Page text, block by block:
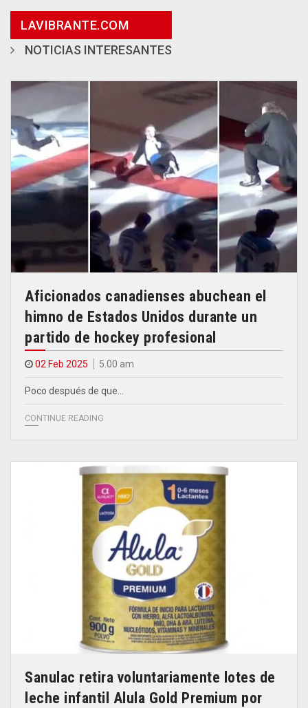
LAVIBRANTE.COM
NOTICIAS INTERESANTES
Aficionados canadienses abuchean el
himno de Estados Unidos durante un
partido de hockey profesional
02 Feb 2025 5.00 am
Poco después de que…
CONTINUE READING
Sanulac retira voluntariamente lotes de
leche infantil Alula Gold Premium por